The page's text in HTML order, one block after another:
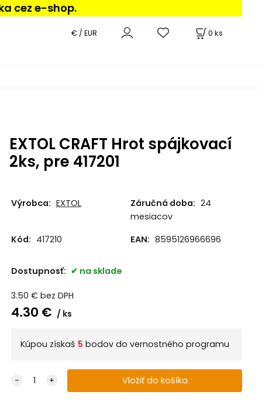
cez e-shop.
0 ks
€ / EUR
EXTOL CRAFT Hrot spájkovací
2ks, pre 417201
Výrobca: EXTOL Záručná doba: 24
mesiacov
Kód: 417210 EAN: 8595126966696
Dostupnosť: na sklade
3.50 € bez DPH
4.30 € ks
Kúpou získaš 5 bodov do vernostného programu